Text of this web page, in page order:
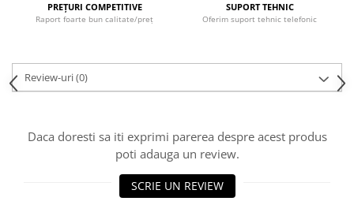
PREŢURI COMPETITIVE
Raport foarte bun calitate/preţ
SUPORT TEHNIC
Oferim suport tehnic telefonic
Review-uri(0)
Daca doresti sa iti exprimi parerea despre acest produs
poti adauga un review.
SCRIE UN REVIEW